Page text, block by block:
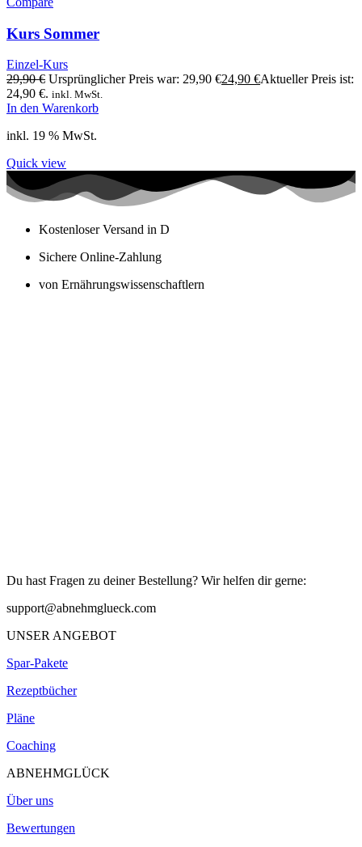
Kurs Sommer
Einzel-Kurs
29,90€ Ursprünglicher Preis war: 29,90 €24,90 €Aktueller Preis ist:
24,90 €. inkl. MwSt.
In den Warenkorb
inkl. 19 % MwSt.
Quick view
Kostenloser Versand in D
Sichere Online-Zahlung
von Ernährungswissenschaftlern
Du hast Fragen zu deiner Bestellung? Wir helfen dir gerne:
support@abnehmglueck.com
UNSER ANGEBOT
Spar-Pakete
Rezeptbücher
Pläne
Coaching
ABNEHMGLÜCK
Über uns
Bewertungen